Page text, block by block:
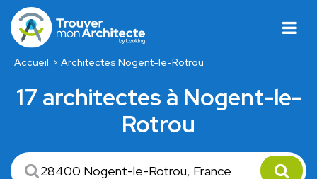
Accueil Architectes Nogent-le-Rotrou
17 architectes à Nogent-le-
Rotrou